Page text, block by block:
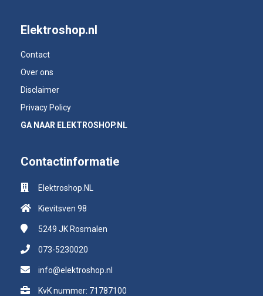
Elektroshop.nl
Contact
Over ons
Disclaimer
Privacy Policy
GA NAAR ELEKTROSHOP.NL
Contactinformatie
Elektroshop.NL
Kievitsven 98
5249 JK Rosmalen
073-5230020
info@elektroshop.nl
KvK nummer: 71787100